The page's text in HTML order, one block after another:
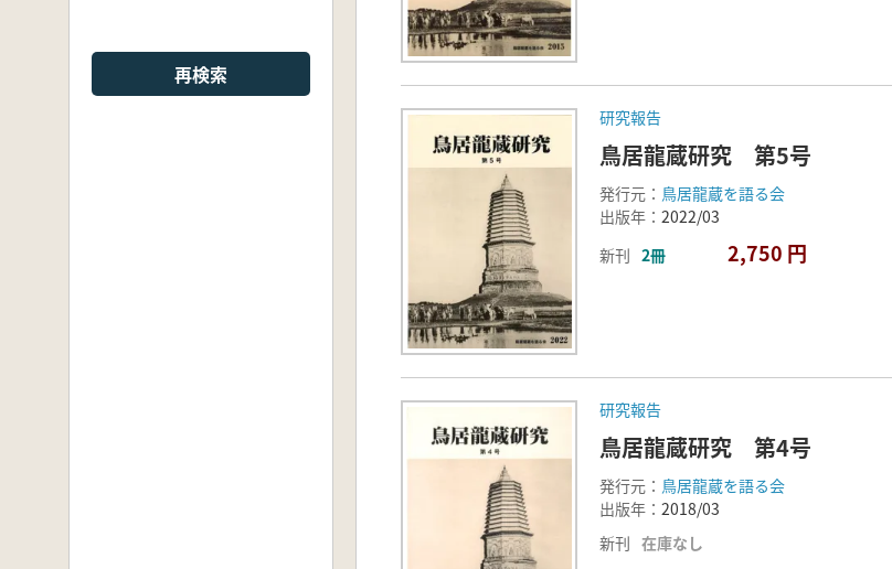
再検索
研究報告
鳥居龍蔵研究 第5号
発行元： 鳥居龍蔵を語る会
出版年： 2022/03
新刊 2冊 2,750 円
研究報告
鳥居龍蔵研究 第4号
発行元： 鳥居龍蔵を語る会
出版年： 2018/03
新刊 在庫なし